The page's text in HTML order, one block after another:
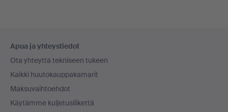
Apua ja yhteystiedot
Ota yhteyttä tekniseen tukeen
Kaikki huutokauppakamarit
Maksuvaihtoehdot
Käytämme kuljetusliikettä